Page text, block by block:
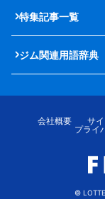
特集記事一覧
ジム関連用語辞典
会社概要 サ
プライ
©